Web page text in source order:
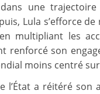
dans une
Lula s’efforce
multipliant les
renforcé son
moins centré sur
l’État a réitéré